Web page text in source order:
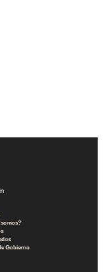
Gobierno